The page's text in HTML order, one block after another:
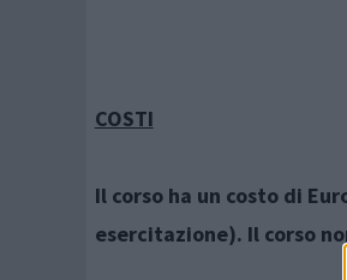
COSTI
Il corso ha un costo di
esercitazione). Il corso